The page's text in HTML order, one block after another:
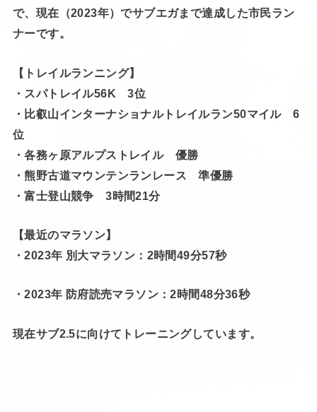
で、現在（2023年）でサブエガまで達成した市民ラン
ナーです。
【トレイルランニング】
・スパトレイル56K 3位
・比叡山インターナショナルトレイルラン50マイル 6
位
・各務ヶ原アルプストレイル 優勝
・熊野古道マウンテンランレース 準優勝
・富士登山競争 3時間21分
【最近のマラソン】
・2023年 別大マラソン：2時間49分57秒
・2023年 防府読売マラソン：2時間48分36秒
現在サブ2.5に向けてトレーニングしています。